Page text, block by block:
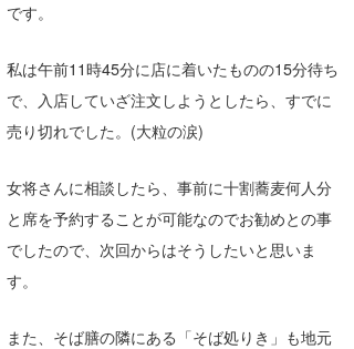
です。
私は午前11時45分に店に着いたものの15分待ち
で、入店していざ注文しようとしたら、すでに
売り切れでした。(大粒の涙)
女将さんに相談したら、事前に十割蕎麦何人分
と席を予約することが可能なのでお勧めとの事
でしたので、次回からはそうしたいと思いま
す。
また、そば膳の隣にある「そば処りき」も地元